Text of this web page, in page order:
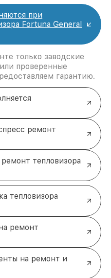
при
Fortuna General
только заводские
проверенные
гарантию.
ремонт
тепловизора
тепловизора
ремонт
на ремонт и